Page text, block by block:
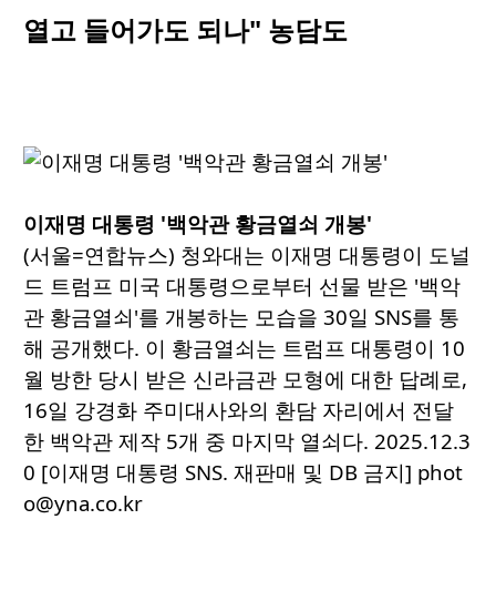
열고 들어가도 되나" 농담도
이재명 대통령 '백악관 황금열쇠 개봉'
(서울=연합뉴스) 청와대는 이재명 대통령이 도널
드 트럼프 미국 대통령으로부터 선물 받은 '백악
관 황금열쇠'를 개봉하는 모습을 30일 SNS를 통
해 공개했다. 이 황금열쇠는 트럼프 대통령이 10
월 방한 당시 받은 신라금관 모형에 대한 답례로,
16일 강경화 주미대사와의 환담 자리에서 전달
한 백악관 제작 5개 중 마지막 열쇠다. 2025.12.3
0 [이재명 대통령 SNS. 재판매 및 DB 금지] phot
o@yna.co.kr